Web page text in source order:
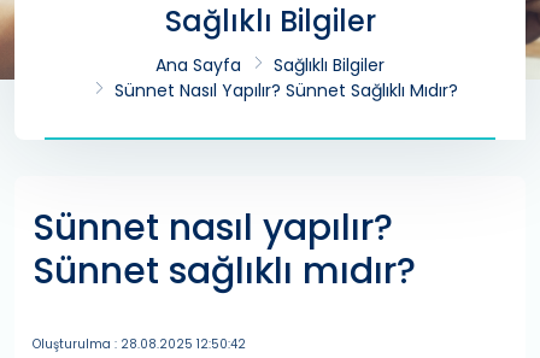
Sağlıklı Bilgiler
Ana Sayfa
Sağlıklı Bilgiler
Sünnet Nasıl Yapılır? Sünnet Sağlıklı Mıdır?
Sünnet nasıl yapılır?
Sünnet sağlıklı mıdır?
Oluşturulma : 28.08.2025 12:50:42